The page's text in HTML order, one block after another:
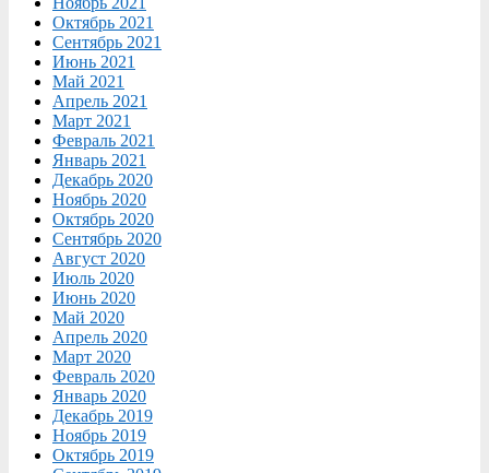
Октябрь 2021
Сентябрь 2021
Июнь 2021
Май 2021
Апрель 2021
Март 2021
Февраль 2021
Январь 2021
Декабрь 2020
Ноябрь 2020
Октябрь 2020
Сентябрь 2020
Август 2020
Июль 2020
Июнь 2020
Май 2020
Апрель 2020
Март 2020
Февраль 2020
Январь 2020
Декабрь 2019
Ноябрь 2019
Октябрь 2019